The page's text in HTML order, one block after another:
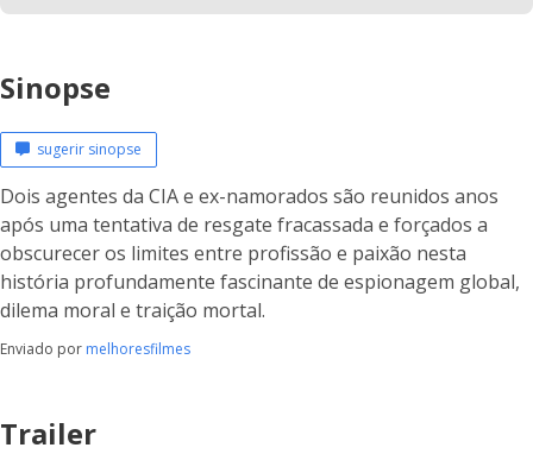
Sinopse
sugerir sinopse
Dois agentes da CIA e ex-namorados são reunidos anos
após uma tentativa de resgate fracassada e forçados a
obscurecer os limites entre profissão e paixão nesta
história profundamente fascinante de espionagem global,
dilema moral e traição mortal.
Enviado por melhoresfilmes
Trailer